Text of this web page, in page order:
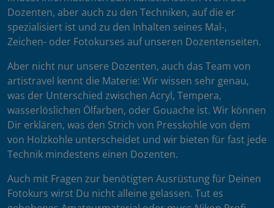
Dozenten, aber auch zu den Techniken, auf die er
spezialisiert ist und zu den Inhalten seines Mal-,
Zeichen- oder Fotokurses auf unseren Dozentenseiten.
Aber nicht nur unsere Dozenten, auch das Team von
artistravel kennt die Materie: Wir wissen sehr genau,
was der Unterschied zwischen Acryl, Tempera,
wasserlöslichen Ölfarben, oder Gouache ist. Wir können
Dir erklären, was den Strich von Presskohle von dem
von Holzkohle unterscheidet und wir bieten für fast jede
Technik mindestens einen Dozenten.
Auch mit Fragen zur benötigten Ausrüstung für Deinen
Fotokurs wirst Du nicht alleine gelassen. Tut es